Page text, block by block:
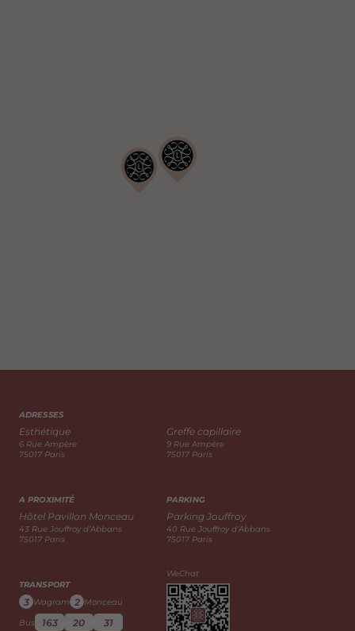
ADRESSES
Esthétique
6 Rue Ampère
75017 Paris
Greffe capillaire
9 Rue Ampère
75017 Paris
A PROXIMITÉ
Hôtel Pavillon Monceau
43 Rue Jouffroy d’Abbans
75017 Paris
PARKING
Parking Jouffroy
40 Rue Jouffroy d’Abbans
75017 Paris
TRANSPORT
3 Wagram 2 Monceau
Bus
163 20 31
WeChat